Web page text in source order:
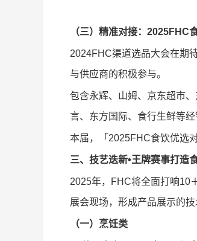
（三）精准对接： 2025FHC
2024FHC渠道选品大会在期
与供应商的积极参与。
包含永辉、山姆、京东超市
言、东方国际、食行生鲜等
本届，「2025FHC食饮优选
三、技艺迭新•王牌赛事打造
2025年，FHC将全面打响10
展会现场，形成产品展示的技
（一）烹饪类